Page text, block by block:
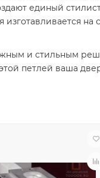
единый
изготавливается
и стильным
петлей ваша